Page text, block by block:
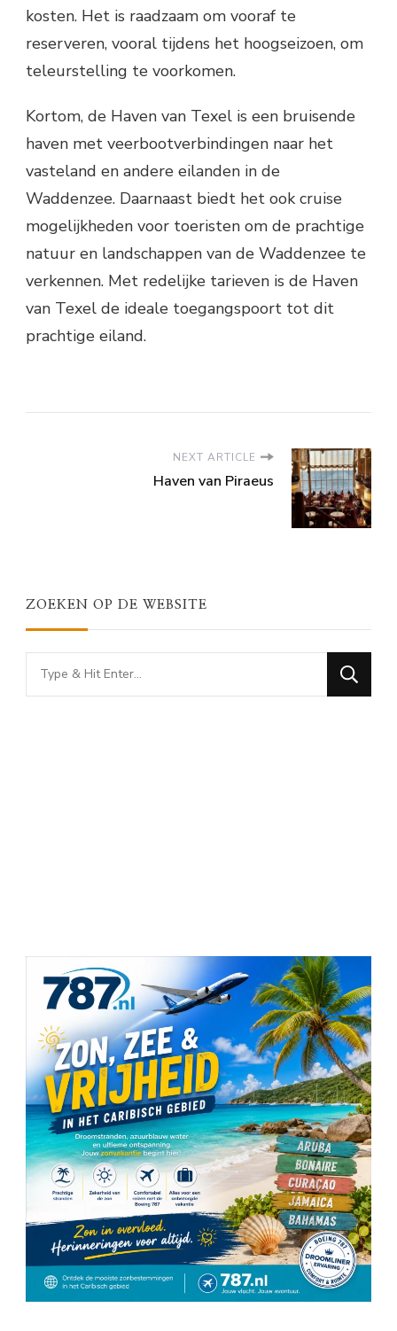
kosten. Het is raadzaam om vooraf te
reserveren, vooral tijdens het hoogseizoen, om
teleurstelling te voorkomen.
Kortom, de Haven van Texel is een bruisende
haven met veerbootverbindingen naar het
vasteland en andere eilanden in de
Waddenzee. Daarnaast biedt het ook cruise
mogelijkheden voor toeristen om de prachtige
natuur en landschappen van de Waddenzee te
verkennen. Met redelijke tarieven is de Haven
van Texel de ideale toegangspoort tot dit
prachtige eiland.
NEXT ARTICLE
Haven van Piraeus
ZOEKEN OP DE WEBSITE
Looking
for